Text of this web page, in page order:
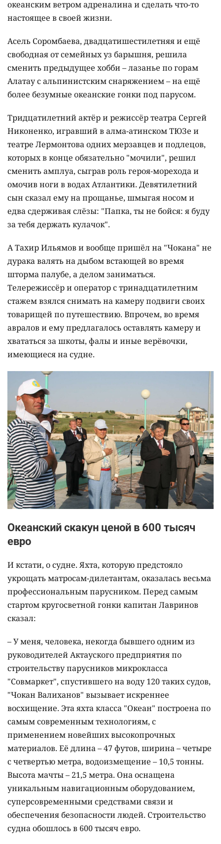
океанским ветром адреналина и сделать что-то
настоящее в своей жизни.
Асель Соромбаева, двадцатишестилетняя и ещё
свободная от семейных уз барышня, решила
сменить предыдущее хобби – лазанье по горам
Алатау с альпинистским снаряжением – на ещё
более безумные океанские гонки под парусом.
Тридцатилетний актёр и режиссёр театра Сергей
Никоненко, игравший в алма-атинском ТЮЗе и
театре Лермонтова одних мерзавцев и подлецов,
которых в конце обязательно "мочили", решил
сменить амплуа, сыграв роль героя-морехода и
омочив ноги в водах Атлантики. Девятилетний
сын сказал ему на прощанье, шмыгая носом и
едва сдерживая слёзы: "Папка, ты не бойся: я буду
за тебя держать кулачок".
А Тахир Ильямов и вообще пришёл на "Чокана" не
дурака валять на дыбом встающей во время
шторма палубе, а делом заниматься.
Телережиссёр и оператор с тринадцатилетним
стажем взялся снимать на камеру подвиги своих
товарищей по путешествию. Впрочем, во время
авралов и ему предлагалось оставлять камеру и
хвататься за шкоты, фалы и иные верёвочки,
имеющиеся на судне.
Океанский скакун ценой в 600 тысяч
евро
И кстати, о судне. Яхта, которую предстояло
укрощать матросам-дилетантам, оказалась весьма
профессиональным парусником. Перед самым
стартом кругосветной гонки капитан Лавринов
сказал:
– У меня, человека, некогда бывшего одним из
руководителей Актауского предприятия по
строительству парусников микрокласса
"Совмаркет", спустившего на воду 120 таких судов,
"Чокан Валиханов" вызывает искреннее
восхищение. Эта яхта класса "Океан" построена по
самым современным технологиям, с
применением новейших высокопрочных
материалов. Её длина – 47 футов, ширина – четыре
с четвертью метра, водоизмещение – 10,5 тонны.
Высота мачты – 21,5 метра. Она оснащена
уникальным навигационным оборудованием,
суперсовременными средствами связи и
обеспечения безопасности людей. Строительство
судна обошлось в 600 тысяч евро.